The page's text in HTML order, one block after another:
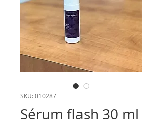
SKU: 010287
Sérum flash 30 ml